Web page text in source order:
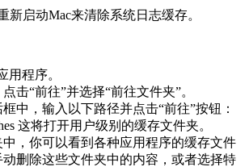
新启动Mac来清除系统日志缓存。
用程序。
击“前往”并选择“前往文件夹”。
中，输入以下路径并点击“前往”按钮：
这将打开用户级别的缓存文件夹。
，你可以看到各种应用程序的缓存文件
删除这些文件夹中的内容，或者选择特